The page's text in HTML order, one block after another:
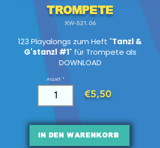
TROMPETE
XW-521.06
123 Playalongs zum Heft "Tanzl &
G'stanzl #1" für Trompete als
DOWNLOAD
Anzahl
€5,50
In den Warenkorb